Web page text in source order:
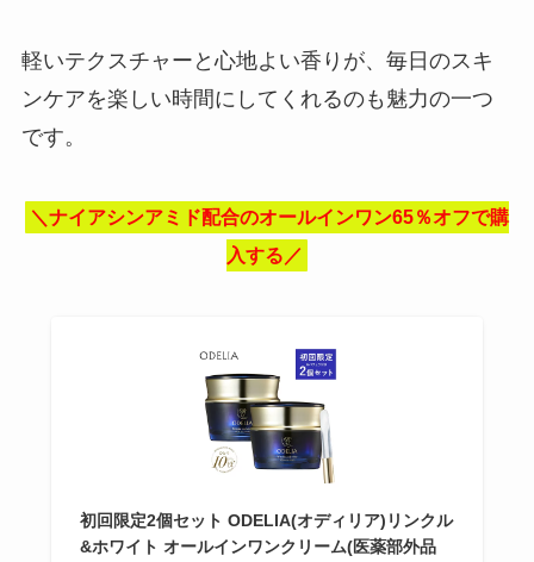
軽いテクスチャーと心地よい香りが、毎日のスキ
ンケアを楽しい時間にしてくれるのも魅力の一つ
です。
＼ナイアシンアミド配合のオールインワン65％オフで購
入する／
初回限定2個セット ODELIA(オディリア)リンクル
&ホワイト オールインワンクリーム(医薬部外品